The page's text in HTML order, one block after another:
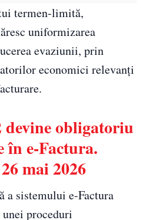
termen-limită,
uniformizarea
evaziunii, prin
economici relevanți
obligatoriu
în e-Factura.
mai 2026
a sistemului e-Factura
unei proceduri